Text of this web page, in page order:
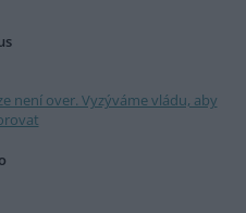
není over. Vyzýváme vládu, aby